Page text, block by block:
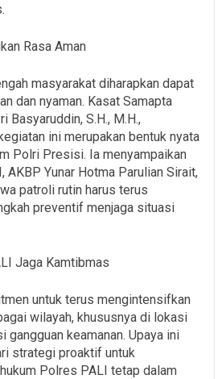
Rasa Aman
masyarakat diharapkan dapat
dan nyaman. Kasat Samapta
Basyaruddin, S.H., M.H.,
ini merupakan bentuk nyata
Polri Presisi. Ia menyampaikan
AKBP Yunar Hotma Parulian Sirait,
patroli rutin harus terus
preventif menjaga situasi
Jaga Kamtibmas
untuk terus mengintensifkan
wilayah, khususnya di lokasi
keamanan. Upaya ini
strategi proaktif untuk
Polres PALI tetap dalam